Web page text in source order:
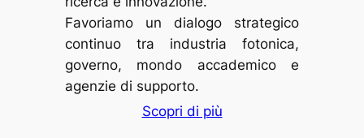
Favoriamo un dialogo strategico
continuo tra industria fotonica,
governo, mondo accademico e
agenzie di supporto.
Scopri di più